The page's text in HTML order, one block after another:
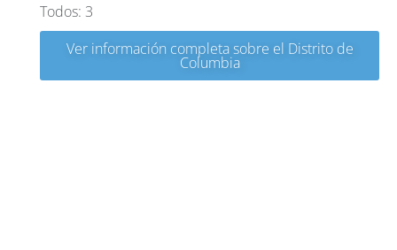
Todos: 3
Ver información completa sobre el Distrito de
Columbia